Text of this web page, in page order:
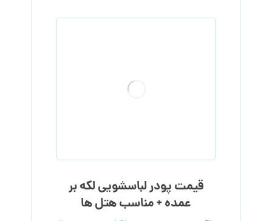
قیمت پودر لباسشویی لکه بر
عمده + مناسب هتل ها